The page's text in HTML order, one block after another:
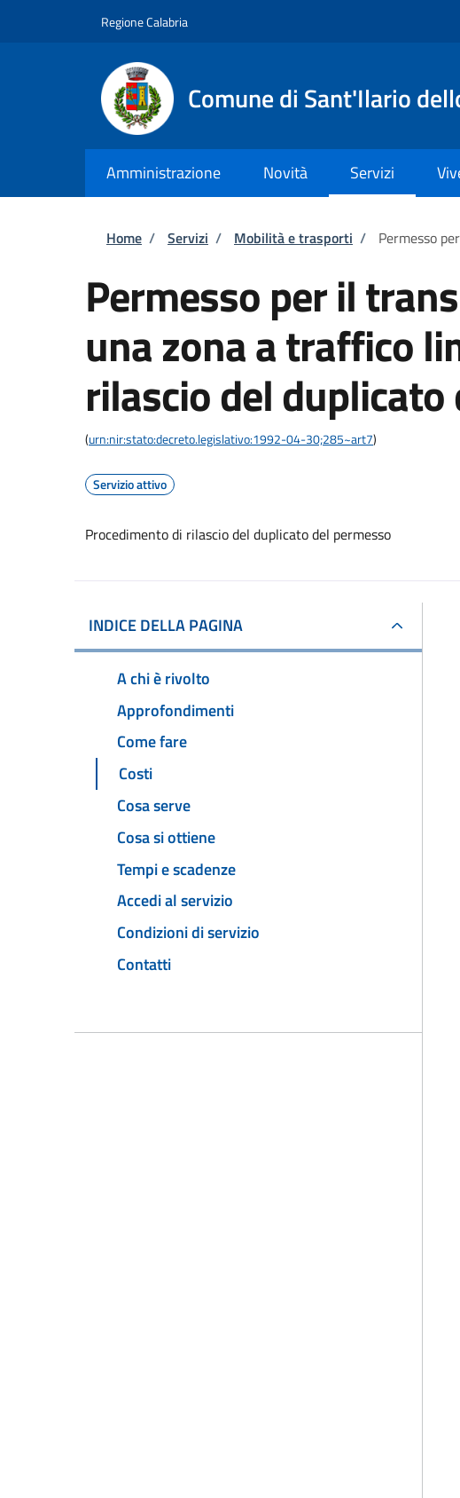
Regione Calabria
Comune di Sant'Ilario
Amministrazione Novità Servizi
Briciole di pane
Home / Servizi / Mobilità e trasporti / Permesso
Permesso per il
una zona a traffico
rilascio del duplicato
(urn:nir:stato:decreto.legislativo:1992-04-30;285~art7)
Servizio attivo
Procedimento di rilascio del duplicato del permesso
INDICE DELLA PAGINA
A chi è rivolto
Approfondimenti
Come fare
Costi
Cosa serve
Cosa si ottiene
Tempi e scadenze
Accedi al servizio
Condizioni di servizio
Contatti